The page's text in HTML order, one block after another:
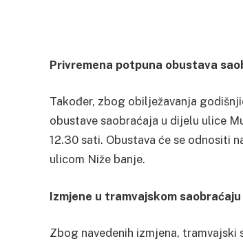
Privremena potpuna obustava
Također, zbog obilježavanja
obustave saobraćaja u dijelu ulice
12.30 sati. Obustava će se odnositi
ulicom Niže banje.
Izmjene u tramvajskom
Zbog navedenih izmjena, tramvajski